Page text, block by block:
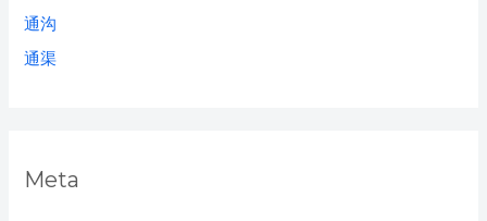
通沟
通渠
Meta